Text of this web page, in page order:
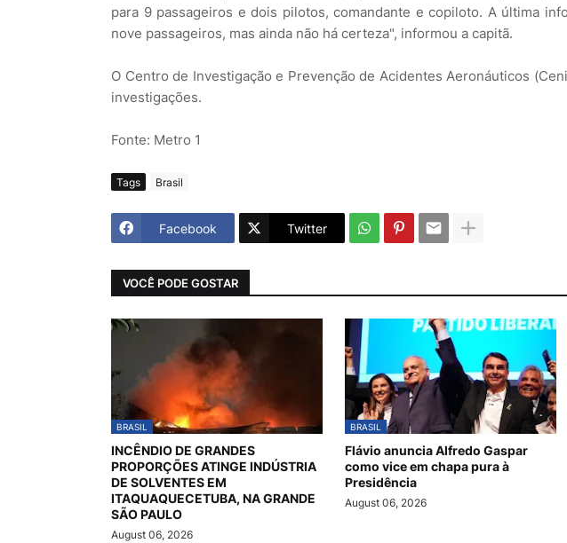
para 9 passageiros e dois pilotos, comandante e copiloto. A última
nove passageiros, mas ainda não há certeza", informou a capitã.
O Centro de Investigação e Prevenção de Acidentes Aeronáuticos
investigações.
Fonte: Metro 1
Tags Brasil
Facebook Twitter
VOCÊ PODE GOSTAR
BRASIL
INCÊNDIO DE GRANDES
PROPORÇÕES ATINGE INDÚSTRIA
DE SOLVENTES EM
ITAQUAQUECETUBA, NA GRANDE
SÃO PAULO
August 06, 2026
BRASIL
Flávio anuncia Alfredo Gaspar
como vice em chapa pura à
Presidência
August 06, 2026